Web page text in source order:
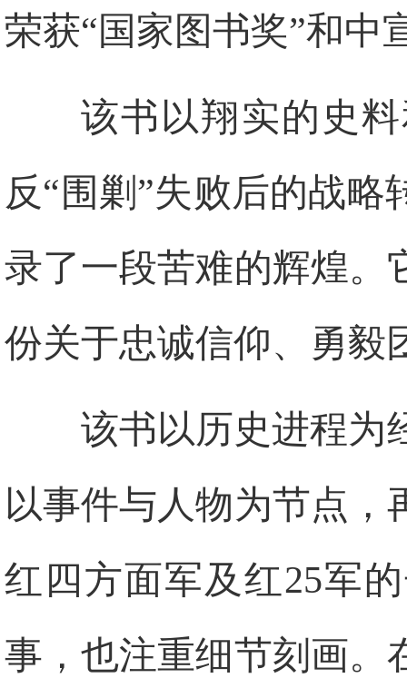
荣获“国家图书奖”和中
该书以翔实的史
反“围剿”失败后的战
录了一段苦难的辉煌。
份关于忠诚信仰、勇毅
该书以历史进程为
以事件与人物为节点，
红四方面军及红25军
事，也注重细节刻画。